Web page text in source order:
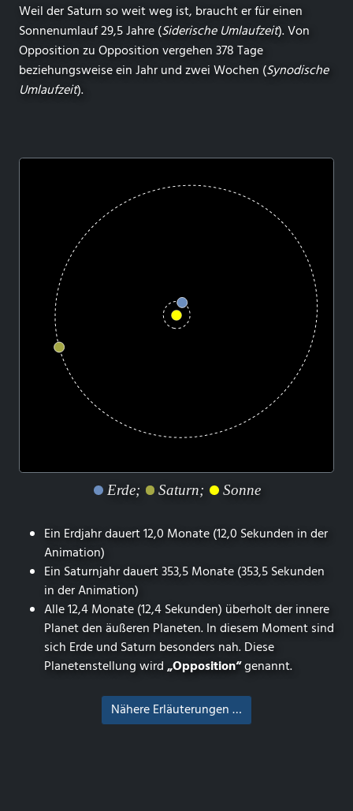
Weil der Saturn so weit weg ist, braucht er für einen
Sonnenumlauf 29,5 Jahre (Siderische Umlaufzeit). Von
Opposition zu Opposition vergehen 378 Tage
beziehungsweise ein Jahr und zwei Wochen (Synodische
Umlaufzeit).
Erde; Saturn; Sonne
Ein Erdjahr dauert 12,0 Monate (12,0 Sekunden in der
Animation)
Ein Saturnjahr dauert 353,5 Monate (353,5 Sekunden
in der Animation)
Alle 12,4 Monate (12,4 Sekunden) überholt der innere
Planet den äußeren Planeten. In diesem Moment sind
sich Erde und Saturn besonders nah. Diese
Planetenstellung wird„Opposition“genannt.
Nähere Erläuterungen …